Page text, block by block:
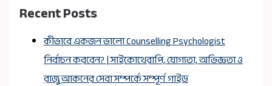
Recent Posts
কীভাবে একজন ভালো Counselling Psychologist
নির্বাচন করবেন? | সাইকোথেরাপি, যোগ্যতা, অভিজ্ঞতা ও
রাজু আকনের সেবা সম্পর্কে সম্পূর্ণ গাইড